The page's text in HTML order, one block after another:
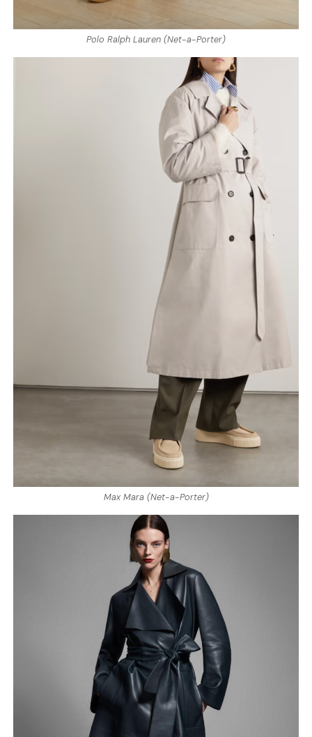
Polo Ralph Lauren (Net-a-Porter)
Max Mara (Net-a-Porter)